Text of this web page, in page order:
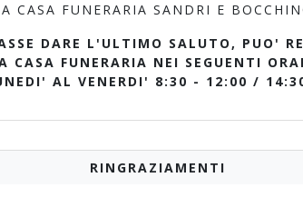
CASA FUNERARIA SANDRI E
DARE L'ULTIMO SALUTO, PUO'
CASA FUNERARIA NEI SEGUENTI
AL VENERDI' 8:30 - 12:00 /
RINGRAZIAMENTI